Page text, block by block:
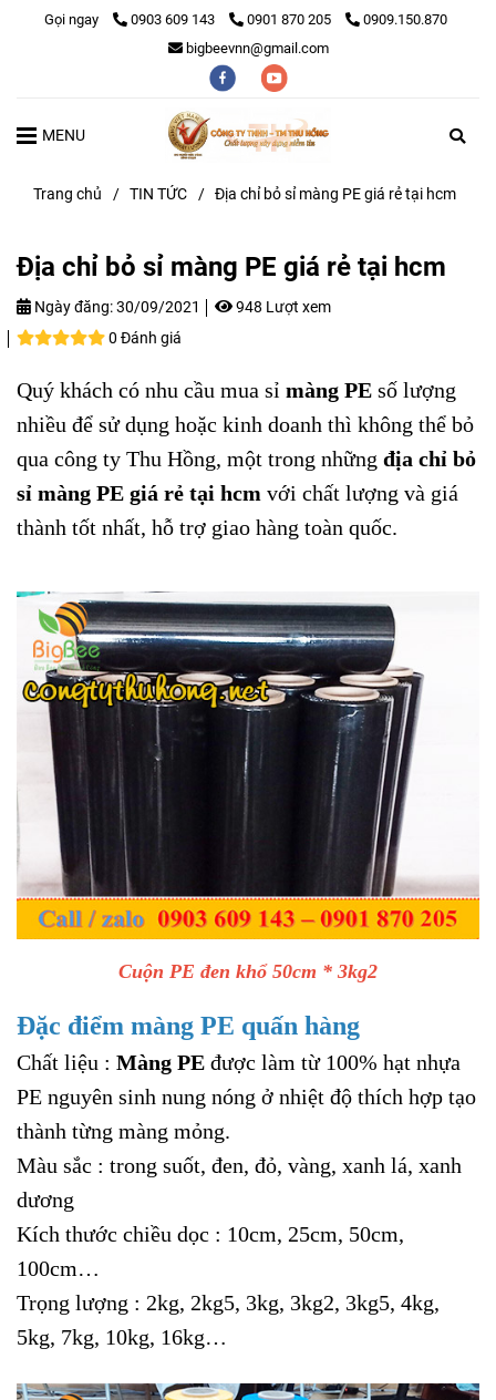
Gọi ngay 0903 609 143 0901 870 205
0909.150.870
bigbeevnn@gmail.com
MENU
Trang chủ / TIN TỨC / Địa chỉ bỏ sỉ màng PE giá rẻ tại hcm
Địa chỉ bỏ sỉ màng PE giá rẻ tại hcm
Ngày đăng:30/09/2021
948 Lượt xem
0 Đánh giá
Quý khách có nhu cầu mua sỉ màng PE số lượng
nhiều để sử dụng hoặc kinh doanh thì không thể bỏ
qua công ty Thu Hồng, một trong những địa chỉ bỏ
sỉ màng PE giá rẻ tại hcm với chất lượng và giá
thành tốt nhất, hỗ trợ giao hàng toàn quốc.
Cuộn PE đen khổ 50cm * 3kg2
Đặc điểm màng PE quấn hàng
Chất liệu : Màng PE được làm từ 100% hạt nhựa
PE nguyên sinh nung nóng ở nhiệt độ thích hợp tạo
thành từng màng mỏng.
Màu sắc : trong suốt, đen, đỏ, vàng, xanh lá, xanh
dương
Kích thước chiều dọc : 10cm, 25cm, 50cm,
100cm…
Trọng lượng : 2kg, 2kg5, 3kg, 3kg2, 3kg5, 4kg,
5kg, 7kg, 10kg, 16kg…